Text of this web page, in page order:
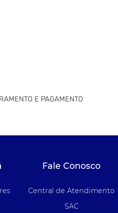
E PAGAMENTO
Fale Conosco
Central de Atendimento
SAC